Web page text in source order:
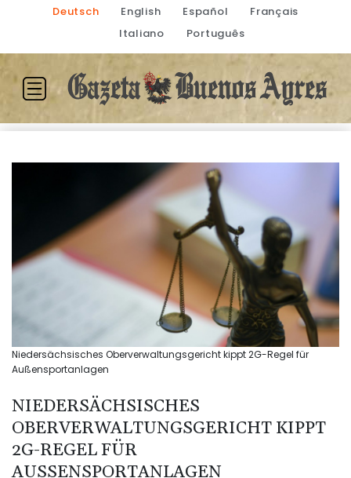
Deutsch English Español
Français
Italiano
Português
Niedersächsisches Oberverwaltungsgericht kippt 2G-Regel für
Außensportanlagen
NIEDERSÄCHSISCHES
OBERVERWALTUNGSGERICHT KIPPT
2G-REGEL FÜR
AUSSENSPORTANLAGEN